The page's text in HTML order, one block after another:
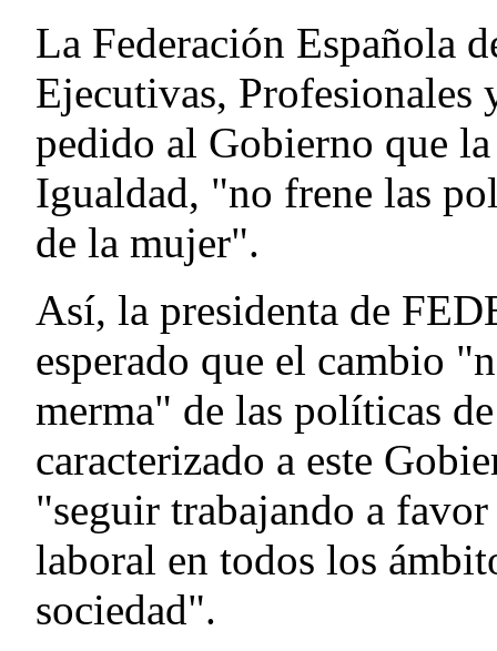
La Federación Española
Ejecutivas, Profesionales
pedido al Gobierno que
Igualdad, "no frene las
de la mujer".
Así, la presidenta de
esperado que el cambio
merma" de las políticas
caracterizado a este
"seguir trabajando a
laboral en todos los
sociedad".